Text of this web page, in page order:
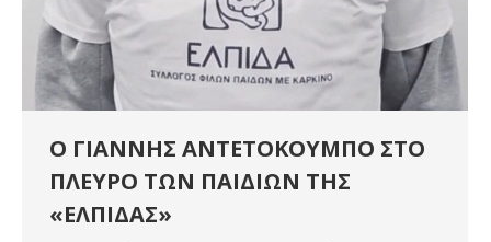
Ο ΓΙΑΝΝΗΣ ΑΝΤΕΤΟΚΟΥΜΠΟ ΣΤΟ
ΠΛΕΥΡΟ ΤΩΝ ΠΑΙΔΙΩΝ ΤΗΣ
«ΕΛΠΙΔΑΣ»